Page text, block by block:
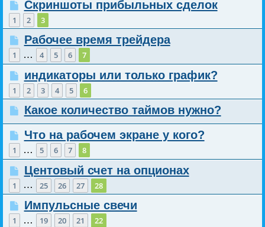
Скриншоты прибыльных сделок
1 2 3
Рабочее время трейдера
1 … 4 5 6 7
индикаторы или только график?
1 2 3 4 5 6
Какое количество таймов нужно?
Что на рабочем экране у кого?
1 … 5 6 7 8
Центовый счет на опционах
1 … 25 26 27 28
Импульсные свечи
1 … 19 20 21 22